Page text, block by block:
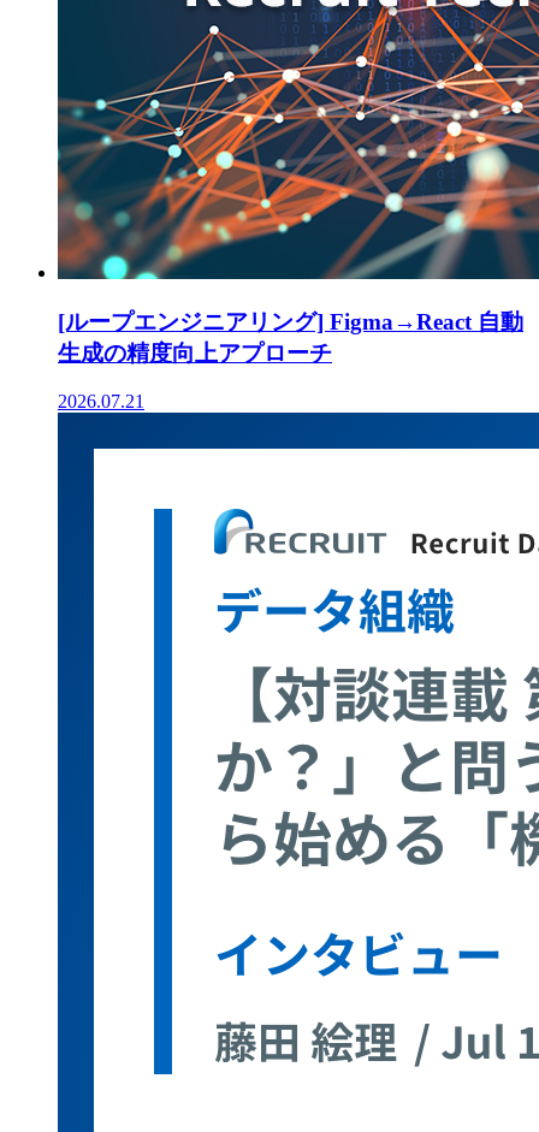
[ループエンジニアリング] Figma→React 自動
生成の精度向上アプローチ
2026.07.21